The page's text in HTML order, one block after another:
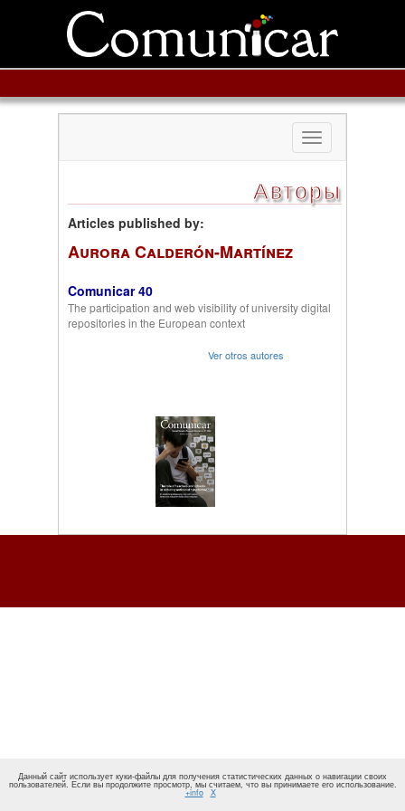
Toggle
navigation
Авторы
Articles published by:
Aurora Calderón-Martínez
Comunicar 40
The participation and web visibility of university digital
repositories in the European context
Ver otros autores
Данный сайт использует куки-файлы для получения статистических данных о навигации своих
пользователей. Если вы продолжите просмотр, мы считаем, что вы принимаете его использование.
+info X